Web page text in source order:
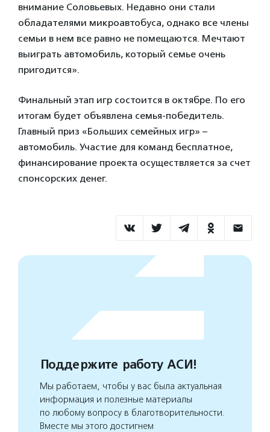
внимание Соловьевых. Недавно они стали
обладателями микроавтобуса, однако все члены
семьи в нем все равно не помещаются. Мечтают
выиграть автомобиль, который семье очень
пригодится».
Финальный этап игр состоится в октябре. По его
итогам будет объявлена семья-победитель.
Главный приз «Больших семейных игр» –
автомобиль. Участие для команд бесплатное,
финансирование проекта осуществляется за счет
спонсорских денег.
Поддержите работу АСИ!
Мы работаем, чтобы у вас была актуальная
информация и полезные материалы
по любому вопросу в благотворительности.
Вместе мы этого достигнем